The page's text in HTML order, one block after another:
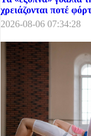
χρειάζονται ποτέ
2026-08-06 07:34:28